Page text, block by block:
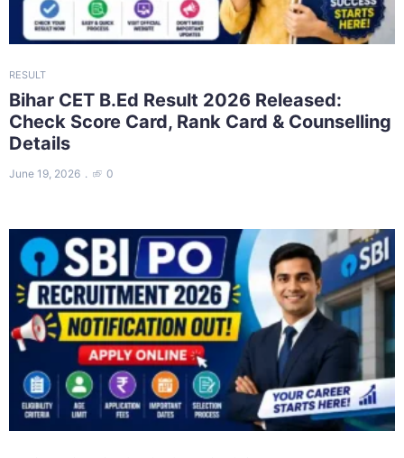
RESULT
Bihar CET B.Ed Result 2026 Released:
Check Score Card, Rank Card & Counselling
Details
June 19, 2026 0